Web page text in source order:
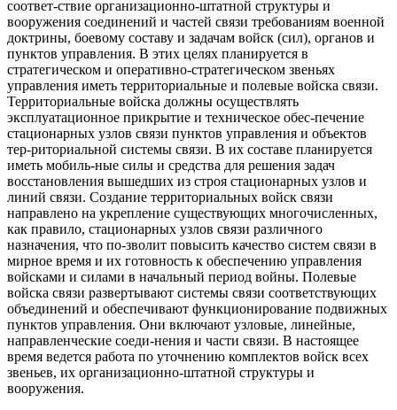
соответ-ствие организационно-штатной структуры и
вооружения соединений и частей связи требованиям военной
доктрины, боевому составу и задачам войск (сил), органов и
пунктов управления. В этих целях планируется в
стратегическом и оперативно-стратегическом звеньях
управления иметь территориальные и полевые войска связи.
Территориальные войска должны осуществлять
эксплуатационное прикрытие и техническое обес-печение
стационарных узлов связи пунктов управления и объектов
тер-риториальной системы связи. В их составе планируется
иметь мобиль-ные силы и средства для решения задач
восстановления вышедших из строя стационарных узлов и
линий связи. Создание территориальных войск связи
направлено на укрепление существующих многочисленных,
как правило, стационарных узлов связи различного
назначения, что по-зволит повысить качество систем связи в
мирное время и их готовность к обеспечению управления
войсками и силами в начальный период войны. Полевые
войска связи развертывают системы связи соответствующих
объединений и обеспечивают функционирование подвижных
пунктов управления. Они включают узловые, линейные,
направленческие соеди-нения и части связи. В настоящее
время ведется работа по уточнению комплектов войск всех
звеньев, их организационно-штатной структуры и
вооружения.